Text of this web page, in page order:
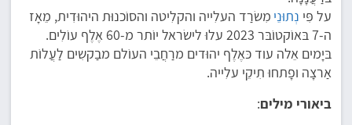
על פִּי נְתוּנֵי מִשׂרַד העלִייה והקלִיטה והסוֹכנוּת היהוּדִית, מֵאָז
ה-7 בּאוֹקטוֹבּר 2023 עלוּ לישׂראל יוֹתר מ-60 אֶלֶף עוֹלִים.
בּיָמים אֵלה עוד כּאֶלֶף יהוּדים מרַחֲבֵי העוֹלם מבַקשִים לַעֲלוֹת
אַרצָה ופָתחוּ תִיקֵי עלִייה.
ביאורי מילים: